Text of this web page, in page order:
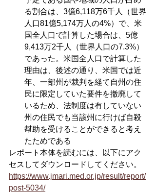
る割合は、3億6,118万6千人（世界
人口81億5,174万人の4%）で、米
国全人口で計算した場合は、5億
9,413万2千人（世界人口の7.3%）
であった。米国全人口で計算した
理由は、後述の通り、米国では近
年、一部州が裁判を経て自州の住
民に限定していた要件を撤廃して
いるため、法制度は有していない
州の住民でも当該州に行けば自殺
幇助を受けることができると考え
たためである
レポート本体を読むには、以下にアク
セスしてダウンロードしてください。
https://www.jmari.med.or.jp/result/report/
post-5034/